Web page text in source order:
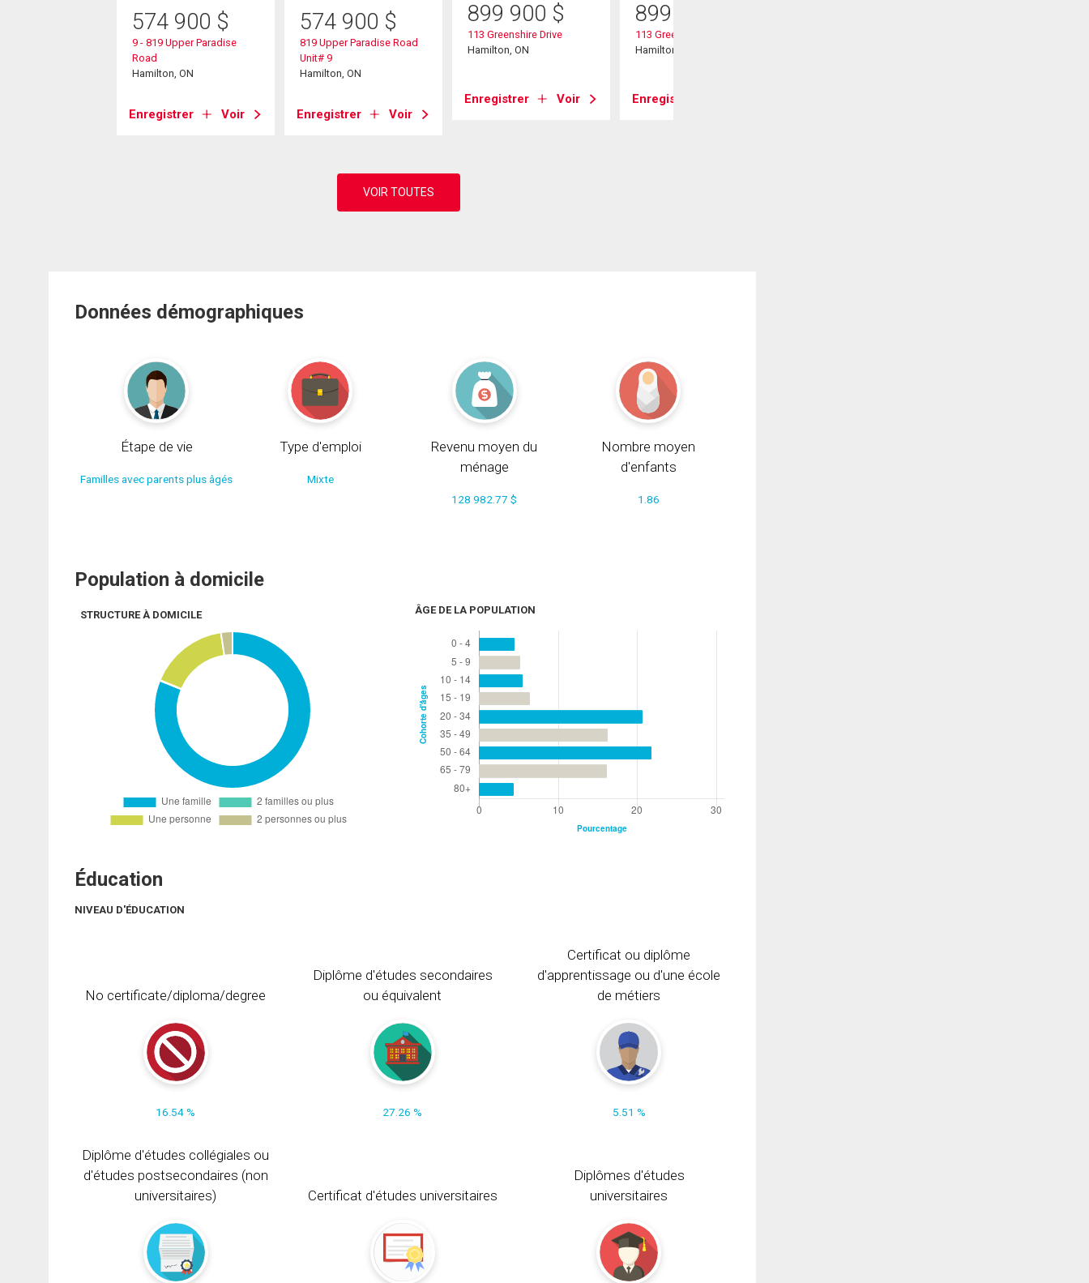
574 900 $
9 - 819 Upper Paradise
Road
Hamilton, ON
Enregistrer Voir
574 900 $
819 Upper Paradise Road
Unit# 9
Hamilton, ON
Enregistrer Voir
899 900 $
113 Greenshire Drive
Hamilton, ON
Enregistrer Voir
899 900
113 Greenshire Drive
Hamilton, ON
Enregistrer
Données démographiques
Étape de vie
Familles avec parents plus âgés
Type d'emploi
Mixte
Revenu moyen du
ménage
128 982.77 $
Nombre moyen
d'enfants
1.86
Population à domicile
STRUCTURE À DOMICILE ÂGE DE LA POPULATION
Éducation
NIVEAU D'ÉDUCATION
No certificate/diploma/degree
16.54 %
Diplôme d'études secondaires
ou équivalent
27.26 %
Certificat ou diplôme
d'apprentissage ou d'une école
de métiers
5.51 %
Diplôme d'études collégiales ou
d'études postsecondaires (non
universitaires)
Certificat d'études universitaires
Diplômes d'études
universitaires